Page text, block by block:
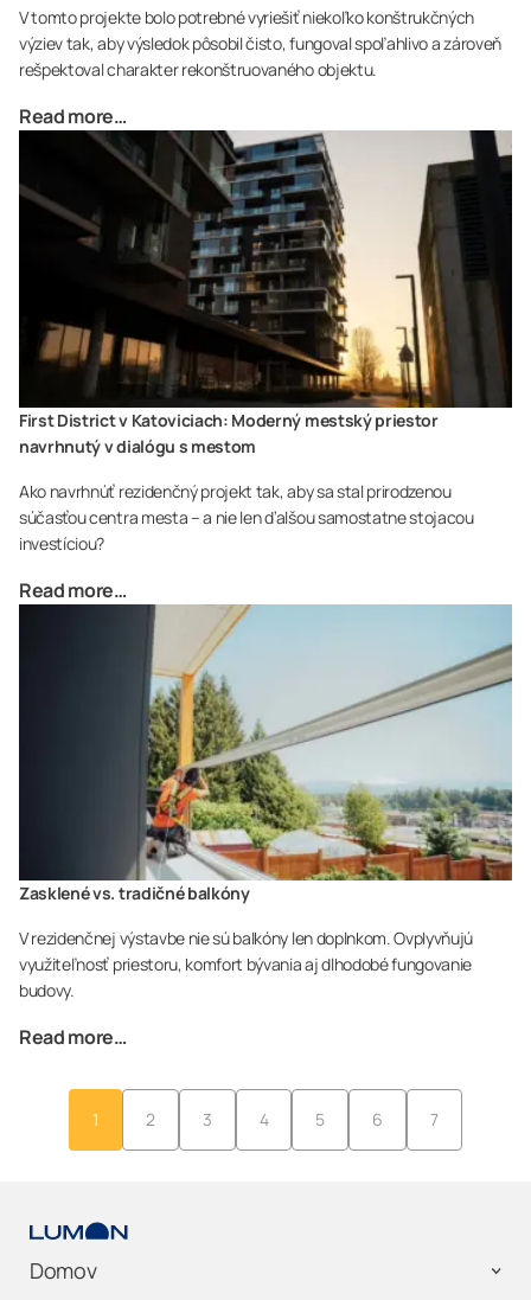
V tomto projekte bolo potrebné vyriešiť niekoľko konštrukčných
výziev tak, aby výsledok pôsobil čisto, fungoval spoľahlivo a zároveň
rešpektoval charakter rekonštruovaného objektu.
Read more…
First District v Katoviciach: Moderný mestský priestor
navrhnutý v dialógu s mestom
Ako navrhnúť rezidenčný projekt tak, aby sa stal prirodzenou
súčasťou centra mesta – a nie len ďalšou samostatne stojacou
investíciou?
Read more…
Zasklené vs. tradičné balkóny
V rezidenčnej výstavbe nie sú balkóny len doplnkom. Ovplyvňujú
využiteľnosť priestoru, komfort bývania aj dlhodobé fungovanie
budovy.
Read more…
1 2 3 4 5 6 7
Domov